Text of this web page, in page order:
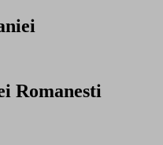
Romanesti